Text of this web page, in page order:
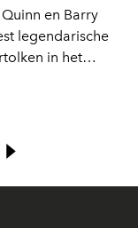
en Barry
legendarische
in het